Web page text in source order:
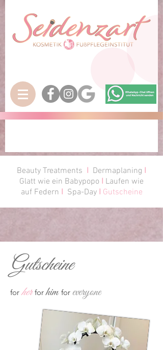
Beauty Treatments I Dermaplaning I
Glatt wie ein Babypopo I Laufen wie
auf Federn I Spa-Day I Gutscheine
Gutscheine
for her for him for everyone